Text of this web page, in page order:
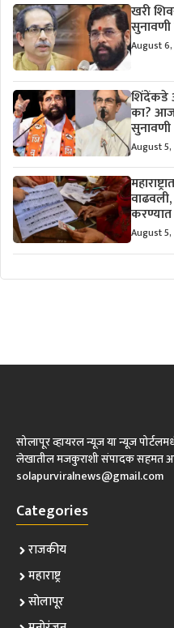
खरी
August
शिंदेंकडे
का? आज
सुनावणी
August
August
सोलापूर व्हायरल न्यूज या न्यूज
लेखातील मजकुराशी संपादक सहमत
solapurviralnews@gmail.com
Categories
राजकीय
महाराष्ट्र
सोलापूर